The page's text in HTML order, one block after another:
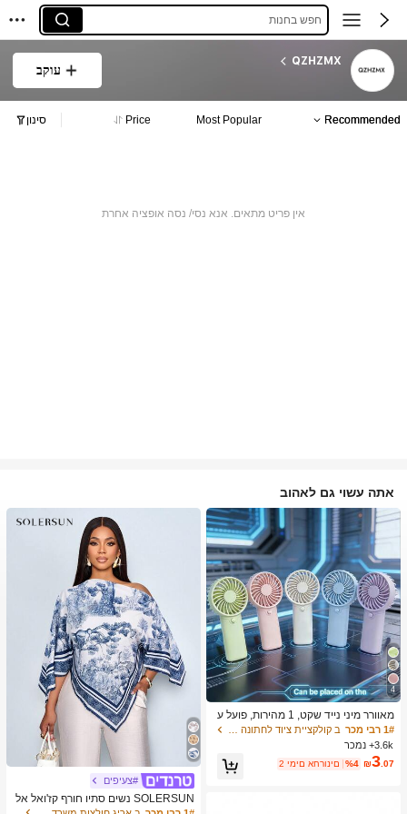
חפש בחנות
QZHZMX
עוקב
Recommended
Most Popular
Price סינון
אין פריט מתאים. אנא נסי/ נסה אופציה אחרת
אתה עשוי גם לאהוב
4
מאוורר מיני נייד שקט, 1 מהירות, פועל ע
ל סוללה, מתנה למסיבה, מתנת קירור לק
יץ, מתאים למתנה, נסיעות חוץ, חוף, בית,
שימוש במשרד (סוללות לא כלולות), אסת
טי
1# רבי מכר
3.6k+ נמכר
₪3.07
%4 2 ימים אחרונים
#צעיפים
SOLERSUN נשים סתיו חורף קז'ואל אל
גנטי צווארון אסימטרי שרוול ארוך חולצה